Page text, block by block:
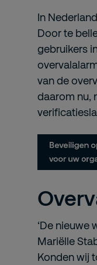
In
Door te
gebruikers
van de
daarom nu,
‘De nieuwe
Mariëlle
Konden wij